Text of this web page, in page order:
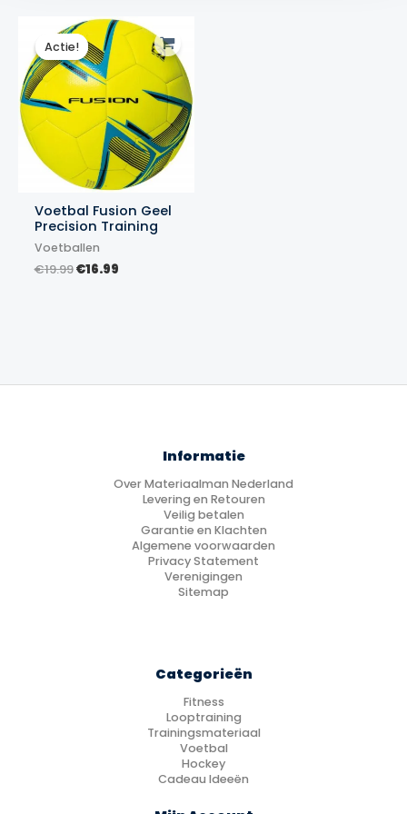
Actie!
Actie!
Voetbal Fusion Geel
Precision Training
Voetballen
€19.99Oorspronkelijke
€16.99Huidige
Informatie
Over Materiaalman Nederland
Levering en Retouren
Veilig betalen
Garantie en Klachten
Algemene voorwaarden
Privacy Statement
Verenigingen
Sitemap
Categorieën
Fitness
Looptraining
Trainingsmateriaal
Voetbal
Hockey
Cadeau Ideeën